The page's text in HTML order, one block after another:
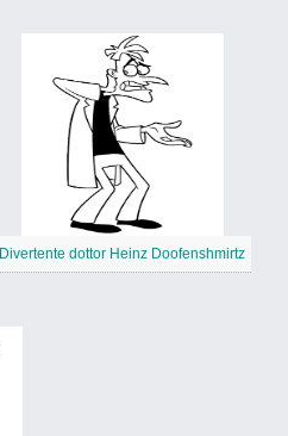
Divertente dottor Heinz Doofenshmirtz